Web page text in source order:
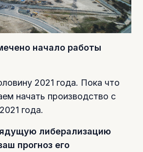
начало работы
2021 года. Пока что
начать производство с
года.
либерализацию
прогноз его